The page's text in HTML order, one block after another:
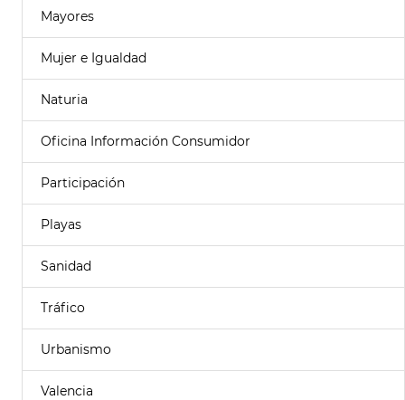
Mayores
Mujer e Igualdad
Naturia
Oficina Información Consumidor
Participación
Playas
Sanidad
Tráfico
Urbanismo
Valencia